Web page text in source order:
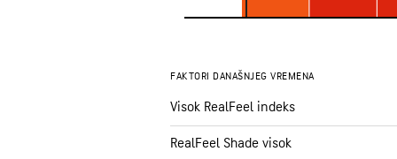
FAKTORI DANAŠNJEG VREMENA
Visok RealFeel indeks
RealFeel Shade visok